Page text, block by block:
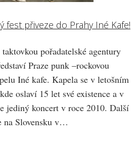
fest přiveze do Prahy Iné Kafe!
pořadatelské agentury
Praze punk –rockovou
Iné kafe. Kapela se v letošním
oslaví 15 let své existence a v
jediný koncert v roce 2010. Další
na Slovensku v…